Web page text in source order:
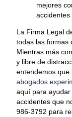
mejores
accidentes
La Firma Legal
todas las formas
Mientras más
y libre de
entendemos que
abogados
aquí para
accidentes que
986-3792 para